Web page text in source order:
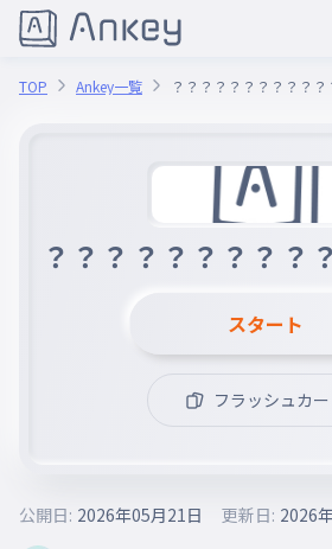
TOP Ankey一覧 ？？？？？？？？？？？
？？？？？？？？？
スタート
フラッシュカー
公開日: 2026年05月21日 更新日: 2026